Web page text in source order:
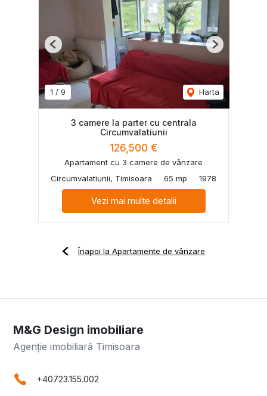
1 / 9 Harta
Previous Next
3 camere la parter cu centrala
Circumvalatiunii
126,500 €
Apartament cu 3 camere de vânzare
Circumvalatiunii, Timisoara
65 mp 1978
Vezi mai multe detalii
Înapoi la Apartamente de vânzare
M&G Design imobiliare
Agenție imobiliară Timisoara
+40723.155.002